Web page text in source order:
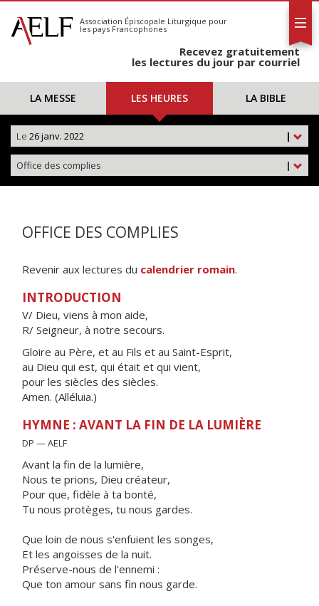
S'abonner
Calendrier
Association Épiscopale Liturgique pour
les pays Francophones
Recevez gratuitement
les lectures du jour par courriel
LA MESSE LES HEURES LA BIBLE
|
Le 26 janv. 2022
|
Office des complies
OFFICE DES COMPLIES
Revenir aux lectures du calendrier romain.
INTRODUCTION
V/ Dieu, viens à mon aide,
R/ Seigneur, à notre secours.
Gloire au Père, et au Fils et au Saint-Esprit,
au Dieu qui est, qui était et qui vient,
pour les siècles des siècles.
Amen. (Alléluia.)
HYMNE : AVANT LA FIN DE LA LUMIÈRE
DP — AELF
Avant la fin de la lumière,
Nous te prions, Dieu créateur,
Pour que, fidèle à ta bonté,
Tu nous protèges, tu nous gardes.
Que loin de nous s'enfuient les songes,
Et les angoisses de la nuit.
Préserve-nous de l'ennemi :
Que ton amour sans fin nous garde.